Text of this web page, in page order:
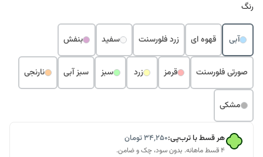
رنگ
آبی قهوه ای زرد فلورسنت سفید بنفش
صورتی فلورسنت قرمز زرد سبز سبز آبی نارنجی
مشکی
هر قسط با ترب‌پی:۳۴٬۲۵۰تومان
۴ قسط ماهانه. بدون سود، چک و ضامن.